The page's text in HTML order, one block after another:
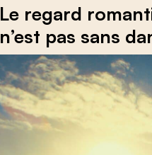
Le regard
n’est pas sans